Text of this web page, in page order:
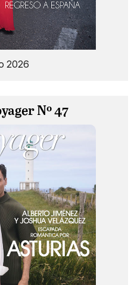
2026
Nº 47